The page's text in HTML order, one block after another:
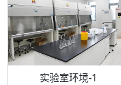
实验室环境-1
机构质检技术员-1
步入式恒温恒湿试验箱